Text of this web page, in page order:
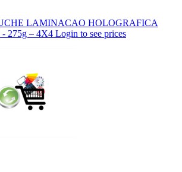
LAMINACAO HOLOGRAFICA
275g – 4X4 Login to see prices